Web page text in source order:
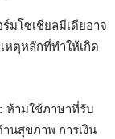
มโซเชียลมีเดียอาจ
หตุหลักที่ทำให้เกิด
ห้ามใช้ภาษาที่รับ
นสุขภาพ การเงิน